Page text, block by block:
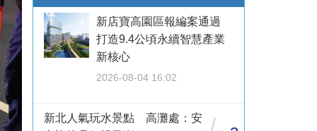
新店寶高園區報編案通過
打造9.4公頃永續智慧產業
新核心
2026-08-04 16:02
新北人氣玩水景點 高灘處：安